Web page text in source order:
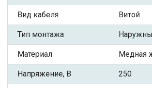
Вид кабеля Витой
Тип монтажа
Материал Медная
Напряжение, В 250